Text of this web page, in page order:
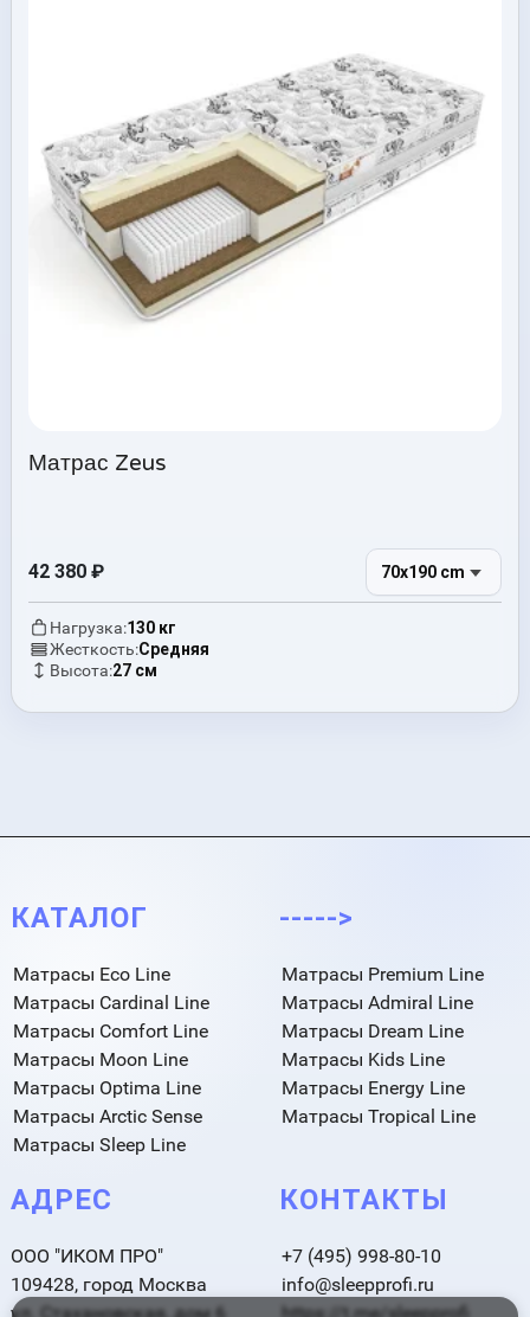
Матрас Zeus
42 380 ₽ 70x190 cm
Нагрузка:130 кг
Жесткость:Средняя
Высота:27 см
КАТАЛОГ
Матрасы Eco Line
Матрасы Cardinal Line
Матрасы Comfort Line
Матрасы Moon Line
Матрасы Optima Line
Матрасы Arctic Sense
Матрасы Sleep Line
----->
Матрасы Premium Line
Матрасы Admiral Line
Матрасы Dream Line
Матрасы Kids Line
Матрасы Energy Line
Матрасы Tropical Line
АДРЕС
ООО "ИКОМ ПРО"
109428, город Москва
КОНТАКТЫ
+7 (495) 998-80-10
info@sleepprofi.ru